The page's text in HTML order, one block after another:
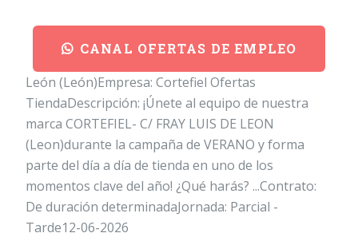
CANAL OFERTAS DE EMPLEO
León (León)Empresa: Cortefiel Ofertas
TiendaDescripción: ¡Únete al equipo de nuestra
marca CORTEFIEL- C/ FRAY LUIS DE LEON
(Leon)durante la campaña de VERANO y forma
parte del día a día de tienda en uno de los
momentos clave del año! ¿Qué harás? ...Contrato:
De duración determinadaJornada: Parcial -
Tarde12-06-2026